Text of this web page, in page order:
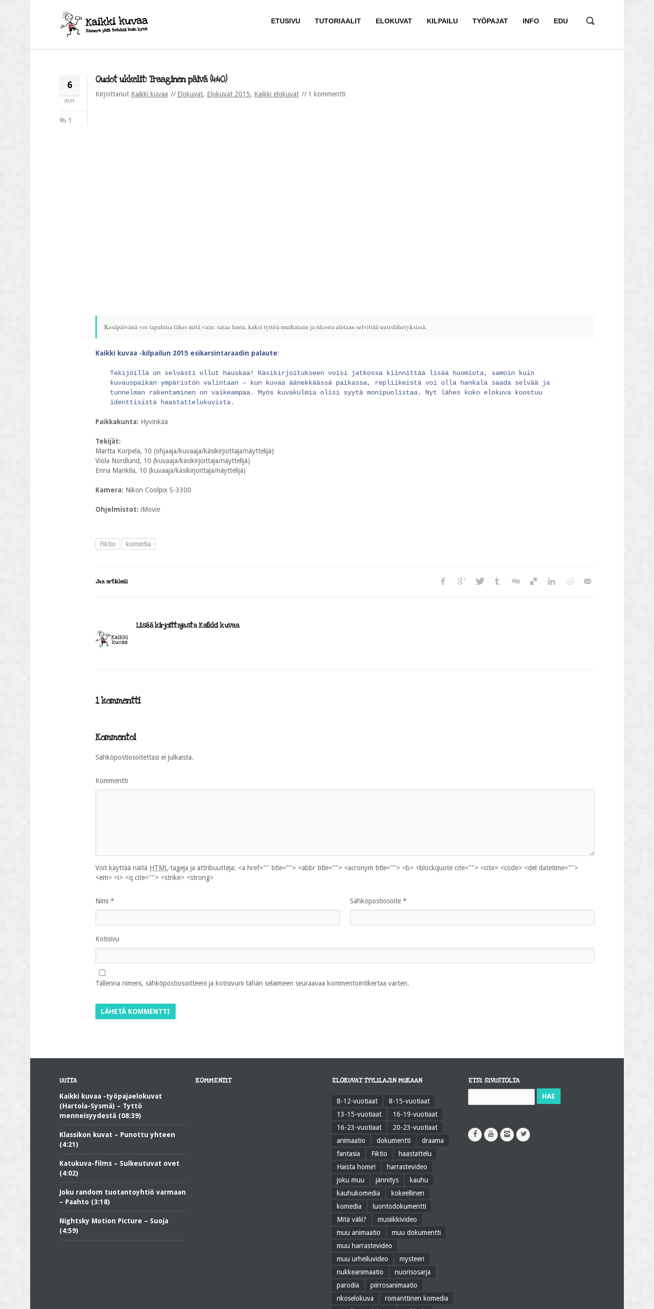
ETUSIVU TUTORIAALIT ELOKUVAT KILPAILU TYÖPAJAT INFO EDU
6
HUH
1
Oudot ukkelit: Traaginen päivä (4:40)
Kirjoittanut Kaikki kuvaa Elokuvat, Elokuvat 2015, Kaikki elokuvat 1 kommentti
Kesäpäivänä voi tapahtua lähes mitä vain: sataa lunta, kaksi tyttöä murhataan ja rikosta aletaan selvittää uutislähetyksissä.
Kaikki kuvaa -kilpailun 2015 esikarsintaraadin palaute:
Tekijöillä on selvästi ollut hauskaa! Käsikirjoitukseen voisi jatkossa kiinnittää lisää huomiota, samoin kuin
kuvauspaikan ympäristön valintaan – kun kuvaa äänekkäässä paikassa, repliikeistä voi olla hankala saada selvää ja
tunnelman rakentaminen on vaikeampaa. Myös kuvakulmia olisi syytä monipuolistaa. Nyt lähes koko elokuva koostuu
identtisistä haastattelukuvista.
Paikkakunta: Hyvinkää
Tekijät:
Martta Korpela, 10 (ohjaaja/kuvaaja/käsikirjoittaja/näyttelijä)
Viola Nordlund, 10 (kuvaaja/käsikirjoittaja/näyttelijä)
Enna Mankila, 10 (kuvaaja/käsikirjoittaja/näyttelijä)
Kamera: Nikon Coolpix S-3300
Ohjelmistot: iMovie
Fiktio komedia
Jaa artikkeli
Lisää kirjoittajasta Kaikki kuvaa
1 kommentti
Kommentoi
Sähköpostiosoitettasi ei julkaista.
Kommentti
Voit käyttää näitä HTML-tageja ja attribuutteja: <a href="" title=""> <abbr title=""> <acronym title=""> <b> <blockquote cite=""> <cite> <code> <del datetime="">
<em> <i> <q cite=""> <strike> <strong>
Nimi * Sähköpostiosoite *
Kotisivu
Tallenna nimeni, sähköpostiosoitteeni ja kotisivuni tähän selaimeen seuraavaa kommentointikertaa varten.
UUTTA
Kaikki kuvaa -työpajaelokuvat
(Hartola-Sysmä) – Tyttö
menneisyydestä (08:39)
Klassikon kuvat – Punottu yhteen
(4:21)
Katukuva-films – Sulkeutuvat ovet
(4:02)
Joku random tuotantoyhtiö varmaan
– Paahto (3:18)
Nightsky Motion Picture – Suoja
(4:59)
KOMMENTIT ELOKUVAT TYYLILAJIN MUKAAN
8-12-vuotiaat
8-15-vuotiaat
13-15-vuotiaat
16-19-vuotiaat
16-23-vuotiaat
20-23-vuotiaat
animaatio
dokumentti
draama
fantasia
Fiktio
haastattelu
Haista home!
harrastevideo
joku muu
jännitys
kauhu
kauhukomedia
kokeellinen
komedia
luontodokumentti
Mitä välii?
musiikkivideo
muu animaatio
muu dokumentti
muu harrastevideo
muu urheiluvideo
mysteeri
nukkeanimaatio
nuorisosarja
parodia
piirrosanimaatio
rikoselokuva
romanttinen komedia
ETSI SIVUSTOLTA